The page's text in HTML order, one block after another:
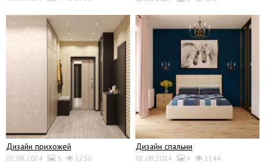
Дизайн прихожей
02.08.2024 3 1230
Дизайн спальни
02.08.2024 4 1144